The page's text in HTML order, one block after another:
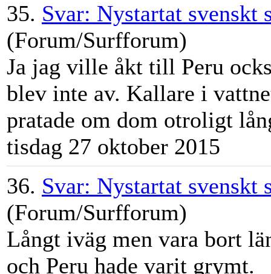
35. Svar: Nystartat svenskt
(Forum/Surfforum)
Ja jag ville åkt till Peru
blev inte av. Kallare i
pratade om dom otroligt
tisdag 27 oktober 2015
36. Svar: Nystartat svenskt
(Forum/Surfforum)
Långt iväg men vara bort
och Peru hade varit grymt.